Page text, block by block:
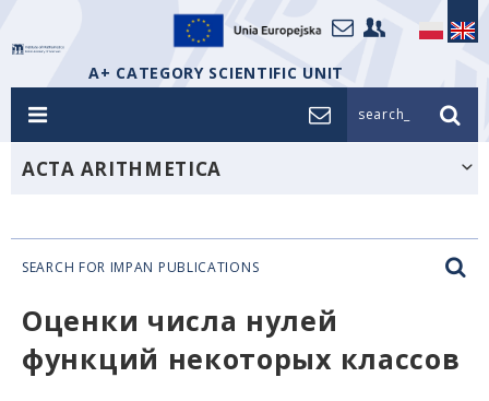
A+ CATEGORY SCIENTIFIC UNIT
search_
ACTA ARITHMETICA
SEARCH FOR IMPAN PUBLICATIONS
Оценки числа нулей
функций некоторых классов